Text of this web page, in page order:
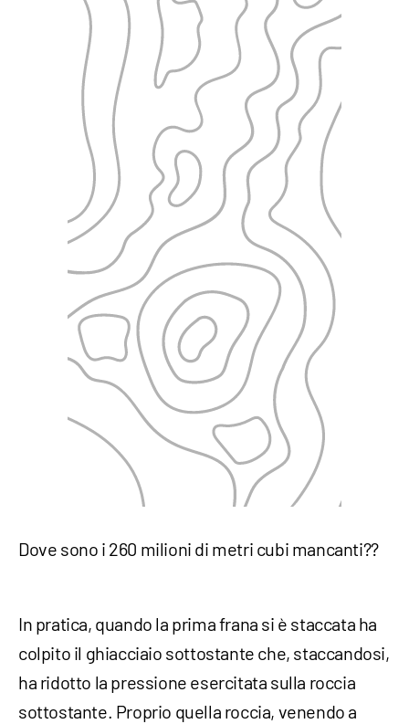
Dove sono i 260 milioni di metri cubi mancanti??
In pratica, quando la prima frana si è staccata ha
colpito il ghiacciaio sottostante che, staccandosi,
ha ridotto la pressione esercitata sulla roccia
sottostante. Proprio quella roccia, venendo a